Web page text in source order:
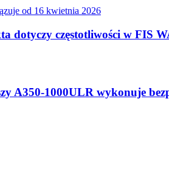
dotyczy częstotliwości w FIS
A350-1000ULR wykonuje